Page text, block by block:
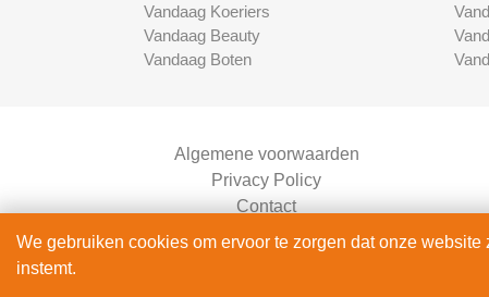
Vandaag Koeriers
Vandaag Beauty
Vandaag Boten
Algemene voorwaarden
Privacy Policy
Contact
Bedrijven Inlog
We gebruiken cookies om ervoor te zorgen dat onze
instemt.